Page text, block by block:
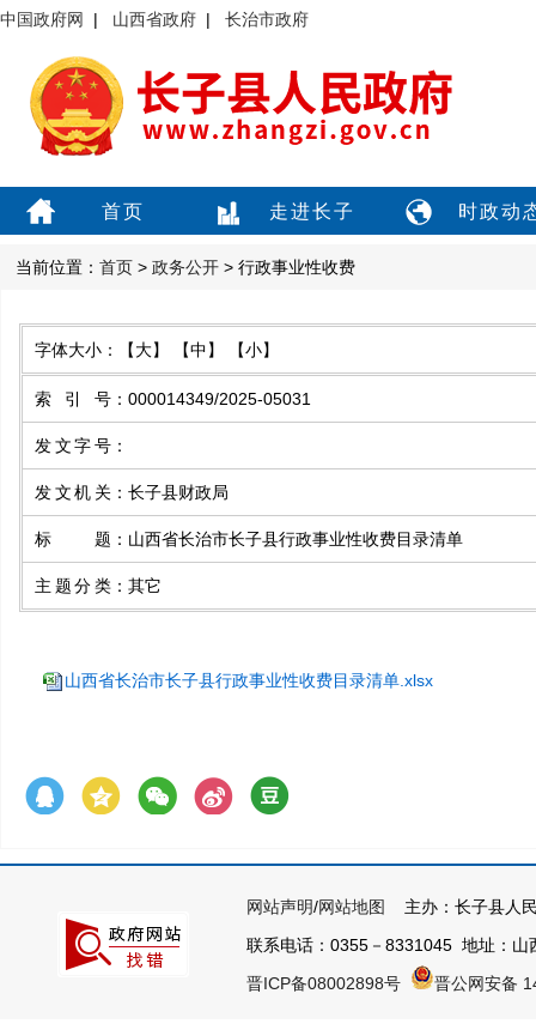
中国政府网 | 山西省政府 | 长治市政府
首页 走进长子 时政动
当前位置： 首页 > 政务公开 > 行政事业性收费
字体大小： 【大】 【中】 【小】
索引号 ： 000014349/2025-05031
发文字号 ：
发文机关 ： 长子县财政局
标题 ： 山西省长治市长子县行政事业性收费目录清单
主题分类 ： 其它
山西省长治市长子县行政事业性收费目录清单.xlsx
网站声明/网站地图
主办：长子县人
联系电话：0355－8331045 地址：
晋ICP备08002898号
晋公网安备